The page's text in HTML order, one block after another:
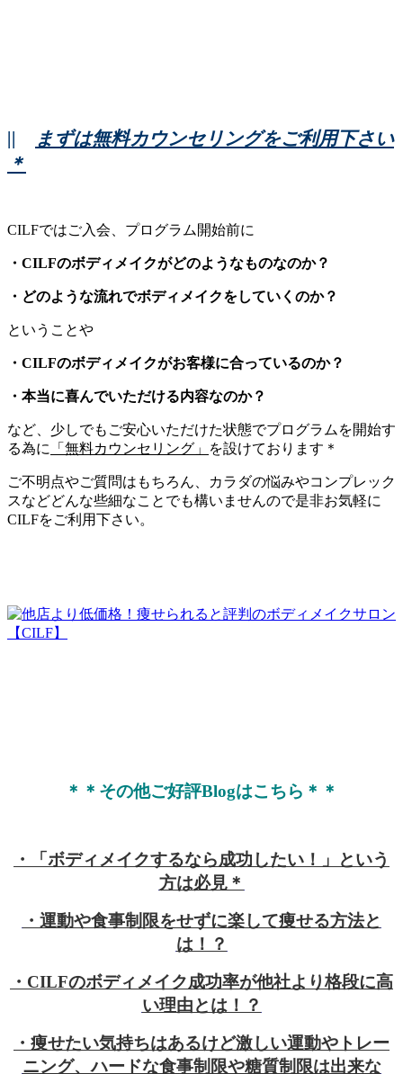
||
まずは無料カウンセリングをご利用下さい
＊
CILFではご入会、プログラム開始前に
・CILFのボディメイクがどのようなものなのか？
・どのような流れでボディメイクをしていくのか？
ということや
・CILFのボディメイクがお客様に合っているのか？
・本当に喜んでいただける内容なのか？
など、少しでもご安心いただけた状態でプログラムを開始す
る為に
「無料カウンセリング」 を設けております＊
ご不明点やご質問はもちろん、カラダの悩みやコンプレック
スなどどんな些細なことでも構いませんので是非お気軽に
CILFをご利用下さい。
＊＊その他ご好評Blogはこちら＊＊
・「ボディメイクするなら成功したい！」という
方は必見＊
・運動や食事制限をせずに楽して痩せる方法と
は！？
・CILFのボディメイク成功率が他社より格段に高
い理由とは！？
・痩せたい気持ちはあるけど激しい運動やトレー
ニング、ハードな食事制限や糖質制限は出来な